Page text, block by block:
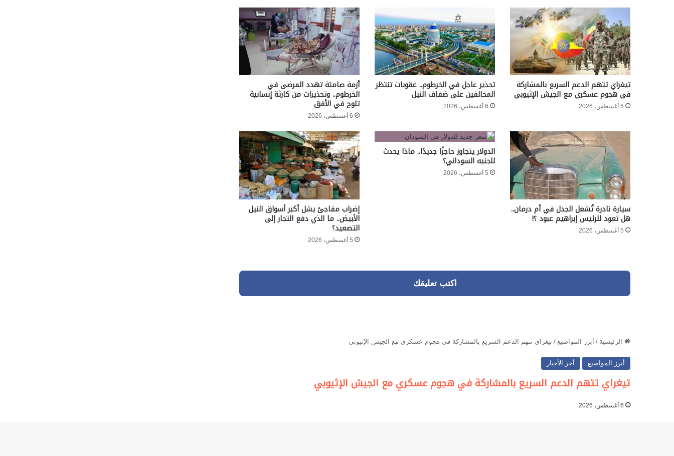
تيغراي تتهم الدعم السريع بالمشاركة
في هجوم عسكري مع الجيش الإثيوبي
6 أغسطس، 2026
تحذير عاجل في الخرطوم.. عقوبات تنتظر
المخالفين على ضفاف النيل
6 أغسطس، 2026
أزمة صامتة تهدد المرضى في
الخرطوم.. وتحذيرات من كارثة إنسانية
تلوح في الأفق
6 أغسطس، 2026
سيارة نادرة تُشعل الجدل في أم درمان..
هل تعود للرئيس إبراهيم عبود ؟!
5 أغسطس، 2026
الدولار يتجاوز حاجزًا جديدًا.. ماذا يحدث
للجنيه السوداني؟
5 أغسطس، 2026
إضراب مفاجئ يشل أكبر أسواق النيل
الأبيض.. ما الذي دفع التجار إلى
التصعيد؟
5 أغسطس، 2026
اكتب تعليقك